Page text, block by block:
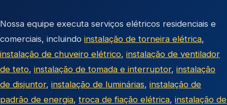
Nossa equipe executa serviços elétricos residenciais e
comerciais, incluindo instalação de torneira elétrica,
instalação de chuveiro elétrico, instalação de ventilador
de teto, instalação de tomada e interruptor, instalação
de disjuntor, instalação de luminárias, instalação de
padrão de energia, troca de fiação elétrica, instalação de